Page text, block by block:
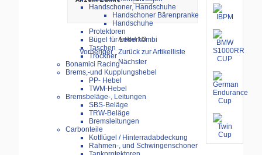
Handschoner, Handschuhe
Handschoner Bärenpranke
Handschuhe
Protektoren
Bügel für Lederkombi
Taschen
Trockner
Bonamici Racing
Brems,-und Kupplungshebel
PP- Hebel
TWM-Hebel
Bremsbeläge-, Leitungen
SBS-Beläge
TRW-Beläge
Bremsleitungen
Carbonteile
Kotflügel / Hinterradabdeckung
Rahmen-, und Schwingenschoner
Artikel 1/3
Vorheriger Zurück zur Artikelliste
Nächster